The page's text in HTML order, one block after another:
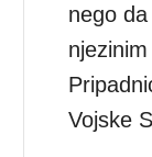
nego
Vojske